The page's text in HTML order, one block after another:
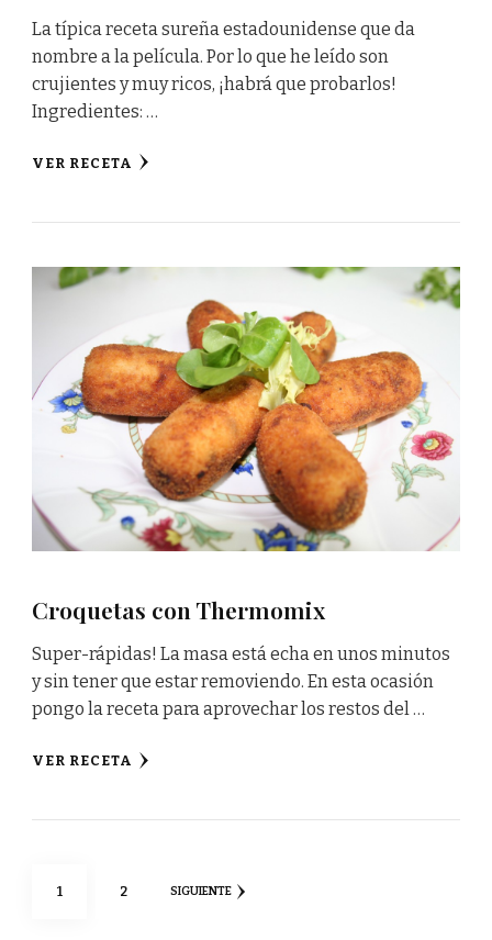
La típica receta sureña estadounidense que da
nombre a la película. Por lo que he leído son
crujientes y muy ricos, ¡habrá que probarlos!
Ingredientes: …
VER RECETA
Croquetas con Thermomix
Super-rápidas! La masa está echa en unos minutos
y sin tener que estar removiendo. En esta ocasión
pongo la receta para aprovechar los restos del …
VER RECETA
Paginación
PÁGINA
1 PÁGINA
2 SIGUIENTE